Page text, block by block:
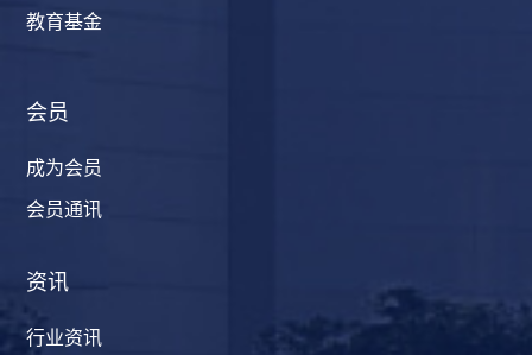
教育基金
会员
成为会员
会员通讯
资讯
行业资讯